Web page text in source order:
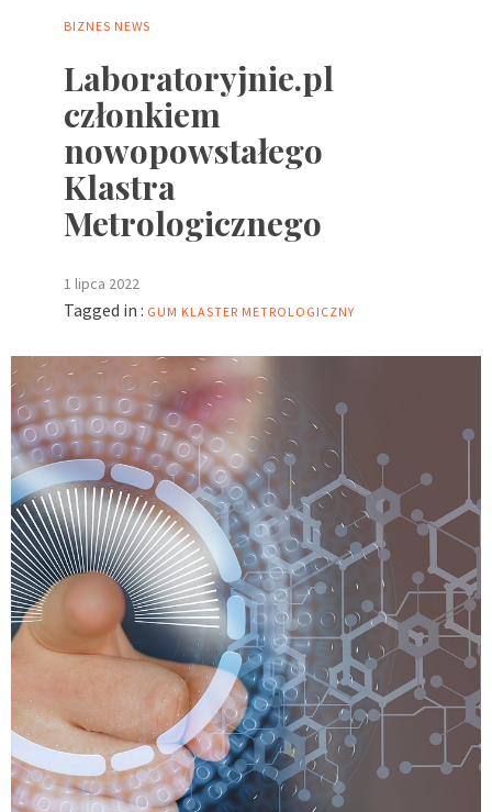
BIZNES NEWS
Laboratoryjnie.pl
członkiem
nowopowstałego
Klastra
Metrologicznego
1 lipca 2022
Tagged in : GUM KLASTER METROLOGICZNY